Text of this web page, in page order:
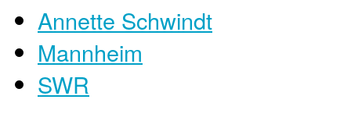
Annette Schwindt
Mannheim
SWR